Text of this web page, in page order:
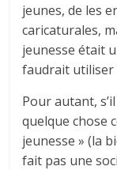
jeunes, de les
caricaturales,
jeunesse était
faudrait utiliser
Pour autant,
quelque chose
jeunesse » (la
fait pas une